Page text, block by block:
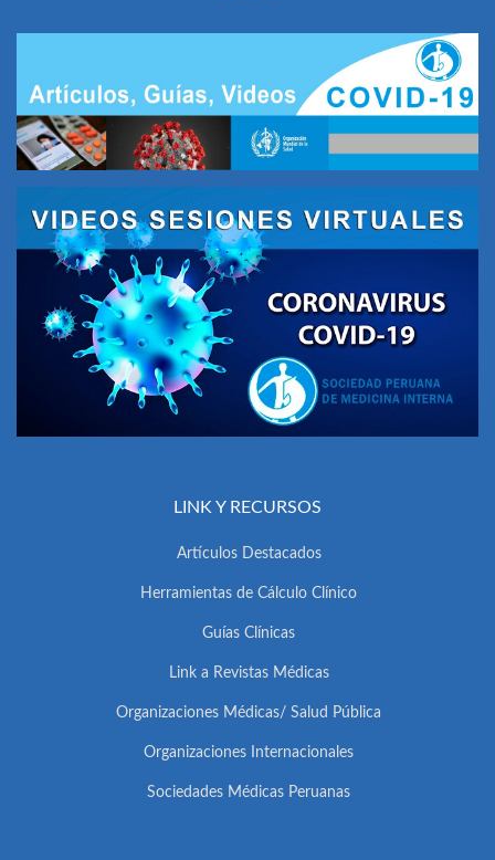
LINK Y RECURSOS
Artículos Destacados
Herramientas de Cálculo Clínico
Guías Clínicas
Link a Revistas Médicas
Organizaciones Médicas/ Salud Pública
Organizaciones Internacionales
Sociedades Médicas Peruanas